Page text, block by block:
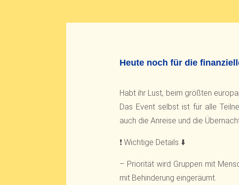
Heute noch für die
Habt ihr Lust, beim größten
Das Event selbst ist für alle
auch die Anreise und die
❗ Wichtige Details ⬇️
– Priorität wird Gruppen mit
mit Behinderung eingeräumt.